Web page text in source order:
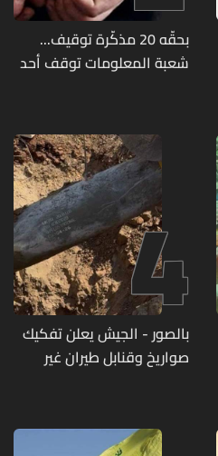
بحقّه 20 مذكّرة توقيف...
شعبة المعلومات توقف أحد
4
بالصور - الجيش يعلن تفكيك
صواريخ وقنابل طيران غير